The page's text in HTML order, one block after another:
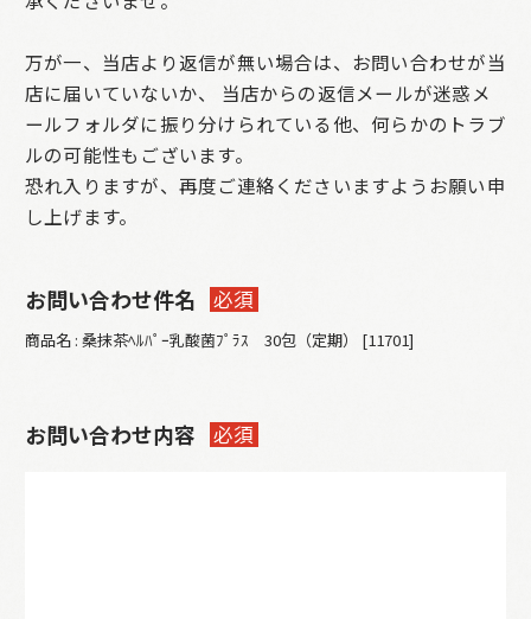
万が一、当店より返信が無い場合は、お問い合わせが当
店に届いていないか、
当店からの返信メールが迷惑メ
ールフォルダに振り分けられている他、何らかのトラブ
ルの可能性もございます。
恐れ入りますが、再度ご連絡くださいますようお願い申
し上げます。
お問い合わせ件名 必須
商品名 : 桑抹茶ﾍﾙﾊﾟｰ乳酸菌ﾌﾟﾗｽ 30包（定期） [11701]
お問い合わせ内容 必須